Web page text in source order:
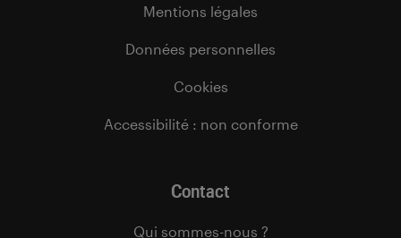
Mentions légales
Données personnelles
Cookies
Accessibilité : non conforme
Contact
Qui sommes-nous ?